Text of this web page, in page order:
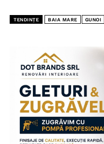
TENDINȚE BAIA MARE GUNOI